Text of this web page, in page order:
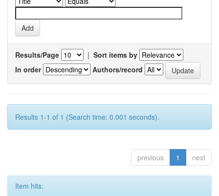
Results/Page | Sort items by
In order
Authors/record
Results 1-1 of 1 (Search time: 0.001 seconds).
previous 1 next
Item hits: